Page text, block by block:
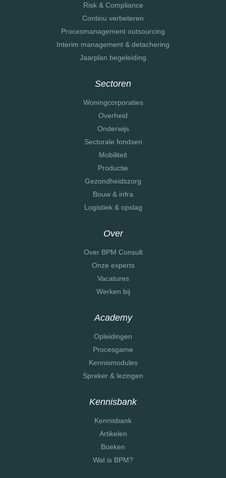
Risk & Compliance
Continu verbeteren
Procesmanagement outsourcing
Interim management & detachering
Jaarplan begeleiding
Sectoren
Woningcorporaties
Overheid
Onderwijs
Sectorale fondsen
Mobiliteit
Productie
Gezondheidszorg
Bouw & infra
Logistiek & opslag
Over
Over BPM Consult
Onze experts
Vacatures
Werken bij
Academy
Opleidingen
Procesgame
Kennismodules
Spreker & lezingen
Kennisbank
Kennisbank
Artikelen
Boeken
Wat is BPM?